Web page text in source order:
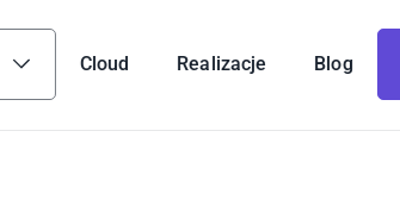
Cloud Realizacje Blog